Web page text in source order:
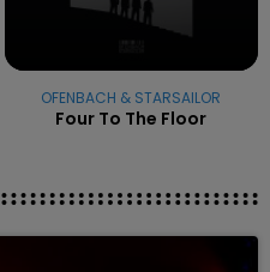
OFENBACH & STARSAILOR
Four To The Floor